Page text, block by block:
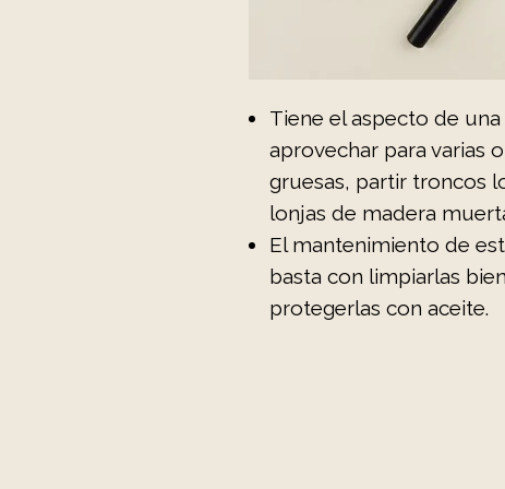
Tiene el aspecto de
aprovechar para varias
gruesas, partir troncos
lonjas de madera
El mantenimiento de
basta con limpiarlas
protegerlas con aceite.